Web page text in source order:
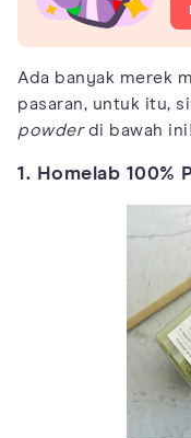
Ada banyak merek
pasaran, untuk itu,
powderdi bawah ini!
1. Homelab 100%